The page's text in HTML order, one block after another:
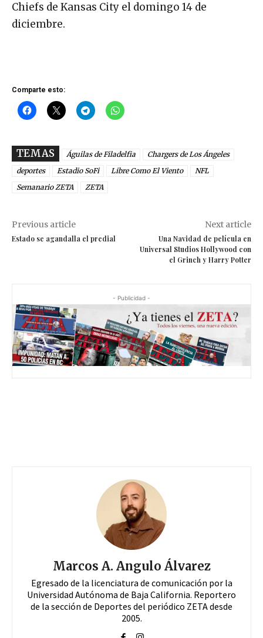
Chiefs de Kansas City el domingo 14 de
diciembre.
Comparte esto:
TEMAS Águilas de Filadelfia
Chargers de Los Ángeles
deportes
Estadio SoFi Libre Como El Viento
NFL
Semanario ZETA
ZETA
Previous article
Estado se agandalla el predial
Next article
Una Navidad de película en
Universal Studios Hollywood con
el Grinch y Harry Potter
- Publicidad -
Marcos A. Angulo Álvarez
Egresado de la licenciatura de comunicación por la
Universidad Autónoma de Baja California. Reportero
de la sección de Deportes del periódico ZETA desde
2005.